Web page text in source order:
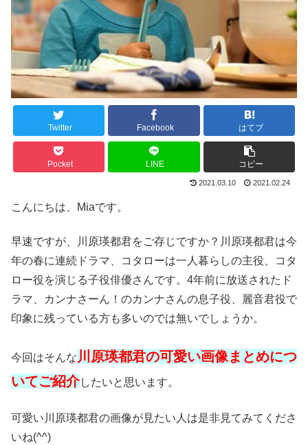
Twitter Facebook はてブ
Pocket LINE コピー
2021.03.10 2021.02.24
こんにちは、Miaです。
早速ですが、川原瑛都君をご存じですか？川原瑛都君は今
年の春に連続ドラマ、コタローは一人暮らしの主役、コタ
ロー役を演じる子役俳優さんです。4年前に放送されたド
ラマ、カンナさーん！のカンナさんの息子役、麗音君役で
印象に残っている方も多いのでは無いでしょうか。
今回はそんな 川原瑛都君の可愛い画像まとめにつ
いてご紹介したいと思います。
可愛い川原瑛都君の画像が見たい人は是非見てみてくださ
いね(^^)